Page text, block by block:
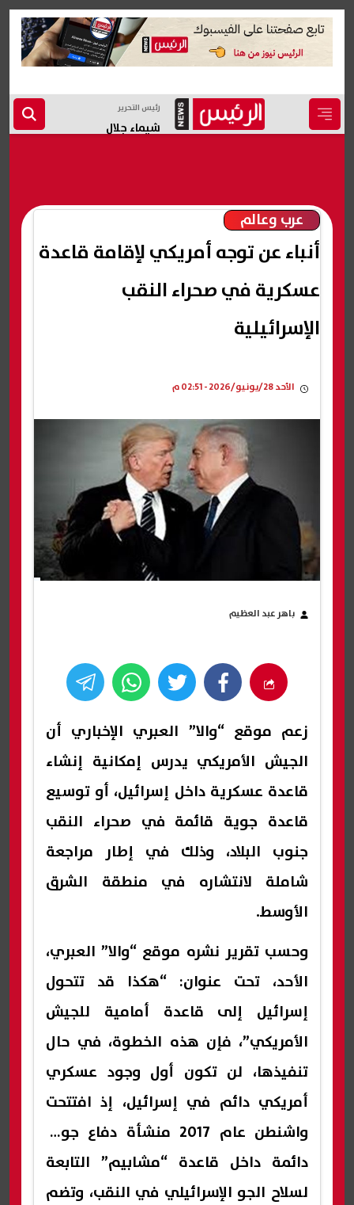
رئيس التحرير
شيماء جلال
عرب وعالم
أنباء عن توجه أمريكي لإقامة قاعدة
عسكرية في صحراء النقب
الإسرائيلية
الأحد 28/يونيو/2026 - 02:51 م
باهر عبد العظيم
زعم موقع “والا” العبري الإخباري أن
الجيش الأمريكي يدرس إمكانية إنشاء
قاعدة عسكرية داخل إسرائيل، أو توسيع
قاعدة جوية قائمة في صحراء النقب
جنوب البلاد، وذلك في إطار مراجعة
شاملة لانتشاره في منطقة الشرق
الأوسط.
وحسب تقرير نشره موقع “والا” العبري،
الأحد، تحت عنوان: “هكذا قد تتحول
إسرائيل إلى قاعدة أمامية للجيش
الأمريكي”، فإن هذه الخطوة، في حال
تنفيذها، لن تكون أول وجود عسكري
أمريكي دائم في إسرائيل، إذ افتتحت
واشنطن عام 2017 منشأة دفاع جوي
دائمة داخل قاعدة “مشابيم” التابعة
لسلاح الجو الإسرائيلي في النقب، وتضم